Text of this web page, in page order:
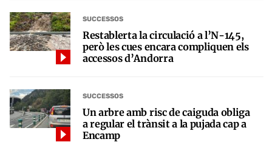
SUCCESSOS
Restablerta la circulació a l’N-145,
però les cues encara compliquen els
accessos d’Andorra
SUCCESSOS
Un arbre amb risc de caiguda obliga
a regular el trànsit a la pujada cap a
Encamp